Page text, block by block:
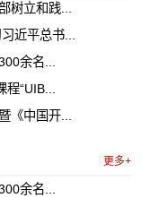
树立和践...
近平总书...
余名...
“UIB...
《中国开...
更多+
余名...